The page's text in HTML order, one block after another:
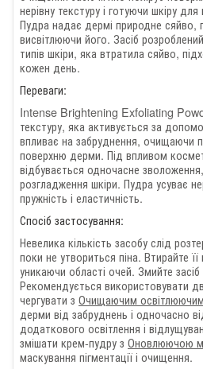
нерівну текстуру і готуючи шкіру
Пудра надає дермі природне сяйво,
висвітлюючи його. Засіб
типів шкіри, яка втратила сяйво,
кожен день.
Переваги:
Intense Brightening Exfoliating
текстуру, яка активується за
впливає на забруднення, очищаючи
поверхню дерми. Під впливом
відбувається одночасне зволоження,
розгладження шкіри. Пудра усуває
пружність і еластичність.
Спосіб застосування:
Невелика кількість засобу слід
поки не утвориться піна. Втирайте її
уникаючи області очей. Змийте
Рекомендується використовувати
чергувати з Очищаючим
дерми від забруднень і одночасно
додаткового освітлення і
змішати крем-пудру з Оновлюючою
маскування пігментації і очищення.